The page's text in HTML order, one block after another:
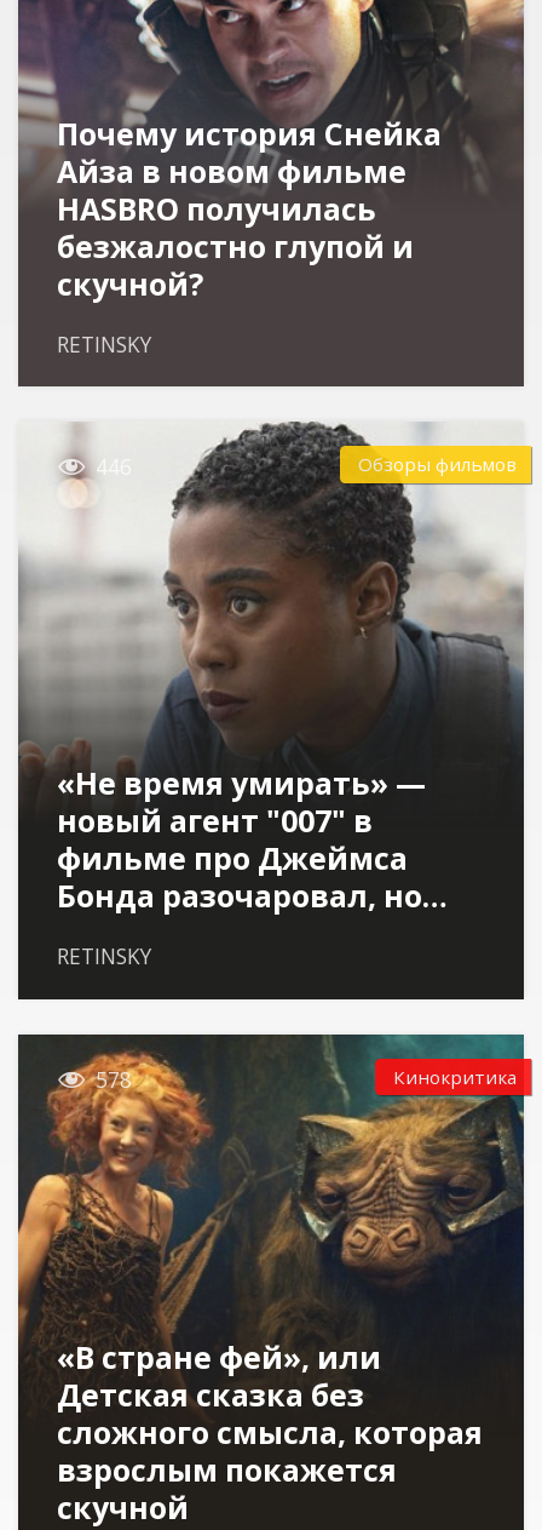
Почему история Снейка
Айза в новом фильме
HASBRO получилась
безжалостно глупой и
скучной?
RETINSKY
 446 Обзоры фильмов
«Не время умирать» —
новый агент "007" в
фильме про Джеймса
Бонда разочаровал, но…
RETINSKY
 578 Кинокритика
«В стране фей», или
Детская сказка без
сложного смысла, которая
взрослым покажется
скучной